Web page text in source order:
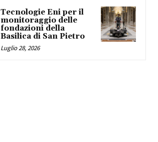
Tecnologie Eni per il
monitoraggio delle
fondazioni della
Basilica di San Pietro
Luglio 28, 2026